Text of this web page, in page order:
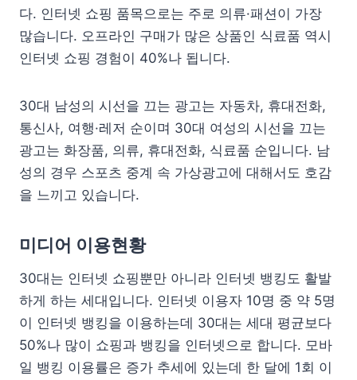
다. 인터넷 쇼핑 품목으로는 주로 의류·패션이 가장
많습니다. 오프라인 구매가 많은 상품인 식료품 역시
인터넷 쇼핑 경험이 40%나 됩니다.
30대 남성의 시선을 끄는 광고는 자동차, 휴대전화,
통신사, 여행·레저 순이며 30대 여성의 시선을 끄는
광고는 화장품, 의류, 휴대전화, 식료품 순입니다. 남
성의 경우 스포츠 중계 속 가상광고에 대해서도 호감
을 느끼고 있습니다.
미디어 이용현황
30대는 인터넷 쇼핑뿐만 아니라 인터넷 뱅킹도 활발
하게 하는 세대입니다. 인터넷 이용자 10명 중 약 5명
이 인터넷 뱅킹을 이용하는데 30대는 세대 평균보다
50%나 많이 쇼핑과 뱅킹을 인터넷으로 합니다. 모바
일 뱅킹 이용률은 증가 추세에 있는데 한 달에 1회 이